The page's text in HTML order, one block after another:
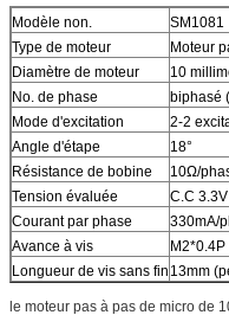
Modèle non.
SM1081
Type de moteur
Moteur
Diamètre de moteur
10
No. de phase
biphasé
Mode d'excitation
2-2
Angle d'étape
18°
Résistance de bobine
10Ω/
Tension évaluée
C.C 3.3V
Courant par phase
330mA/
Avance à vis
Longueur de vis sans fin 13mm
le moteur pas à pas de micro de